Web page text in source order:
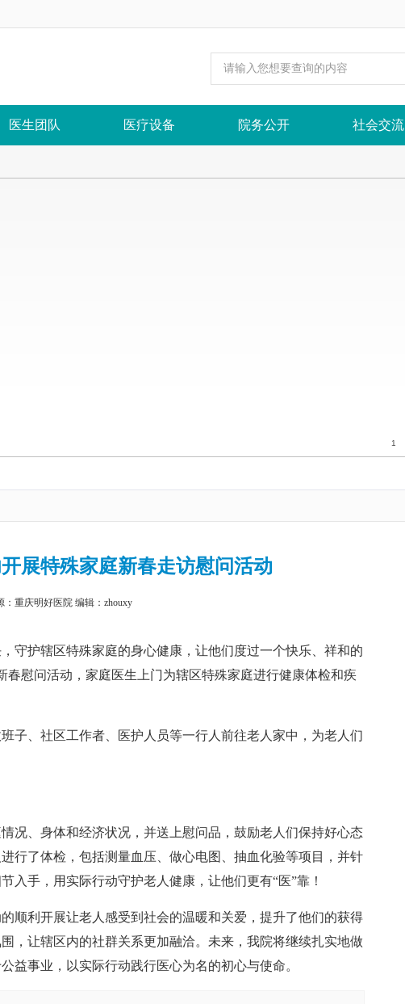
医生团队 医疗设备 院务公开 社会交流
1
展特殊家庭新春走访慰问活动
：重庆明好医院 编辑：zhouxy
守护辖区特殊家庭的身心健康，让他们度过一个快乐、祥和的
春慰问活动，家庭医生上门为辖区特殊家庭进行健康体检和疾
、社区工作者、医护人员等一行人前往老人家中，为老人们
、身体和经济状况，并送上慰问品，鼓励老人们保持好心态
行了体检，包括测量血压、做心电图、抽血化验等项目，并针
入手，用实际行动守护老人健康，让他们更有“医”靠！
利开展让老人感受到社会的温暖和关爱，提升了他们的获得
，让辖区内的社群关系更加融洽。未来，我院将继续扎实地做
益事业，以实际行动践行医心为名的初心与使命。